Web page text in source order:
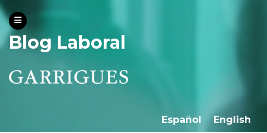
Blog Laboral
Español English